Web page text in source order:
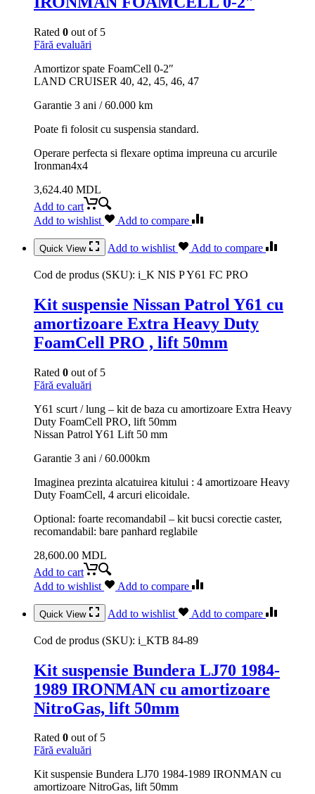
Rated 0 out of 5
Fără evaluări
Amortizor spate FoamCell 0-2″
LAND CRUISER 40, 42, 45, 46, 47
Garantie 3 ani / 60.000 km
Poate fi folosit cu suspensia standard.
Operare perfecta si flexare optima impreuna cu arcurile
Ironman4x4
3,624.40 MDL
Add to cart
Add to wishlist
Add to compare
Quick View Add to wishlist Add to compare
Cod de produs (SKU): i_K NIS P Y61 FC PRO
Kit suspensie Nissan Patrol Y61 cu
amortizoare Extra Heavy Duty
FoamCell PRO , lift 50mm
Rated 0 out of 5
Fără evaluări
Y61 scurt / lung – kit de baza cu amortizoare Extra Heavy
Duty FoamCell PRO, lift 50mm
Nissan Patrol Y61 Lift 50 mm
Garantie 3 ani / 60.000km
Imaginea prezinta alcatuirea kitului : 4 amortizoare Heavy
Duty FoamCell, 4 arcuri elicoidale.
Optional: foarte recomandabil – kit bucsi corectie caster,
recomandabil: bare panhard reglabile
28,600.00 MDL
Add to cart
Add to wishlist
Add to compare
Quick View Add to wishlist Add to compare
Cod de produs (SKU): i_KTB 84-89
Kit suspensie Bundera LJ70 1984-
1989 IRONMAN cu amortizoare
NitroGas, lift 50mm
Rated 0 out of 5
Fără evaluări
Kit suspensie Bundera LJ70 1984-1989 IRONMAN cu
amortizoare NitroGas, lift 50mm